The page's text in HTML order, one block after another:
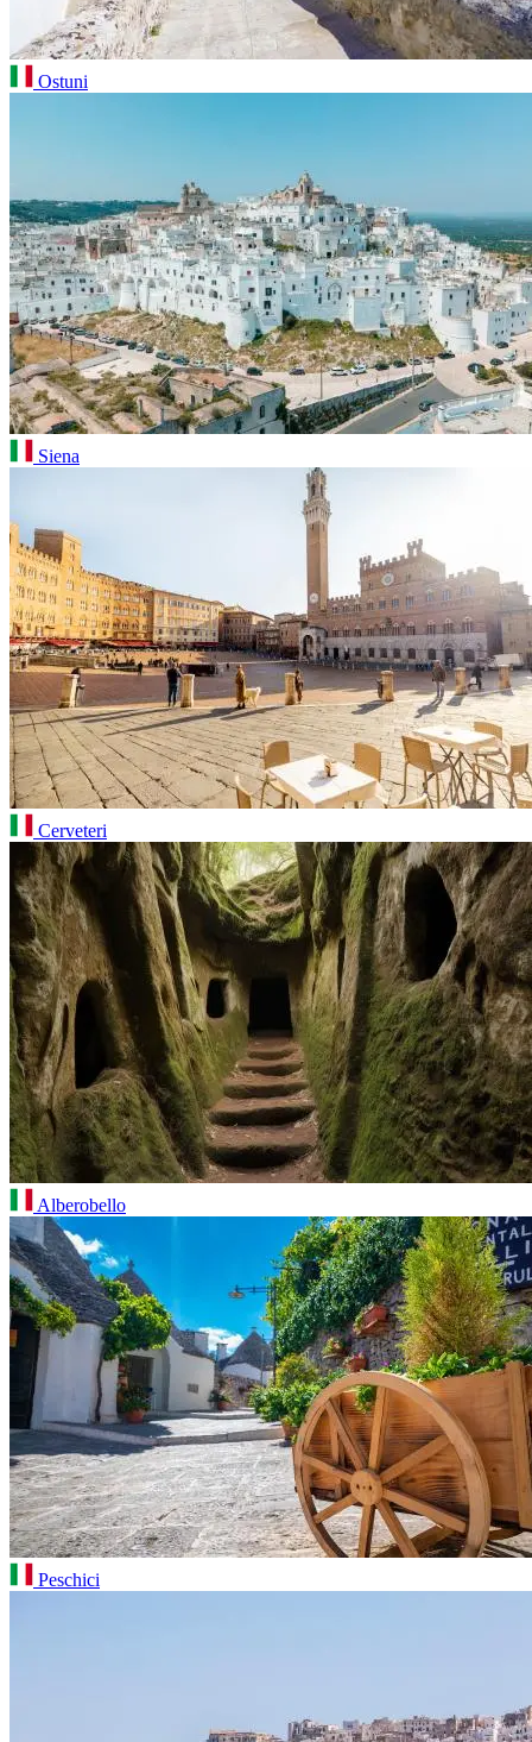
Ostuni
Siena
Cerveteri
Alberobello
Peschici